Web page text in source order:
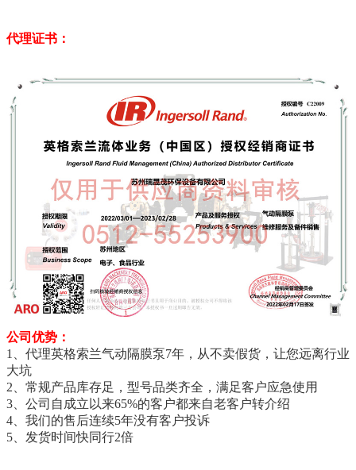
代理证书：
公司优势：
1、代理英格索兰气动隔膜泵7年，从不卖假货，让您远离行业
大坑
2、常规产品库存足，型号品类齐全，满足客户应急使用
3、公司自成立以来65%的客户都来自老客户转介绍
4、我们的售后连续5年没有客户投诉
5、发货时间快同行2倍